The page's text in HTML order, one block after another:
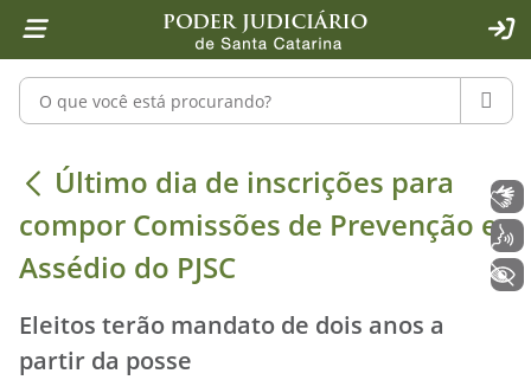
1 Ir para o conteúdo
2 Ir para a ferramenta de acessibilidade - Rybená
4 Ir para o menu principal
5 Ir para a pesquisa
6 Ir para o rodapé
7 Ir para a página inicial
Pesquisar no portal
Último dia de inscrições para
Último dia de inscrições para
compor Comissões de Prevenção e
Assédio do PJSC
Eleitos terão mandato de dois anos a
partir da posse
Libras
Voz